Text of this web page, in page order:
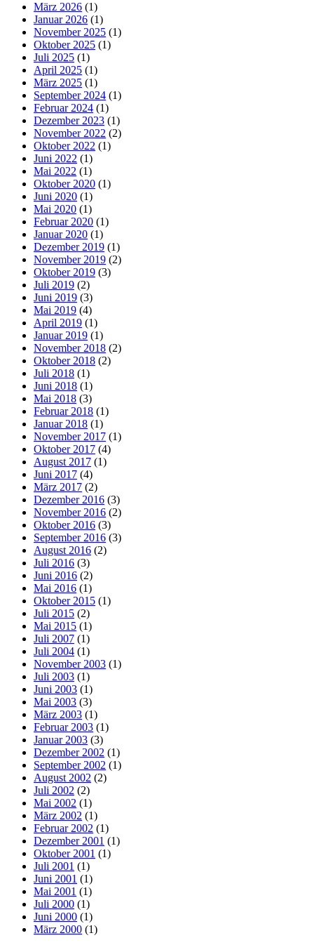
März 2026 (1)
Januar 2026 (1)
November 2025 (1)
Oktober 2025 (1)
Juli 2025 (1)
April 2025 (1)
März 2025 (1)
September 2024 (1)
Februar 2024 (1)
Dezember 2023 (1)
November 2022 (2)
Oktober 2022 (1)
Juni 2022 (1)
Mai 2022 (1)
Oktober 2020 (1)
Juni 2020 (1)
Mai 2020 (1)
Februar 2020 (1)
Januar 2020 (1)
Dezember 2019 (1)
November 2019 (2)
Oktober 2019 (3)
Juli 2019 (2)
Juni 2019 (3)
Mai 2019 (4)
April 2019 (1)
Januar 2019 (1)
November 2018 (2)
Oktober 2018 (2)
Juli 2018 (1)
Juni 2018 (1)
Mai 2018 (3)
Februar 2018 (1)
Januar 2018 (1)
November 2017 (1)
Oktober 2017 (4)
August 2017 (1)
Juni 2017 (4)
März 2017 (2)
Dezember 2016 (3)
November 2016 (2)
Oktober 2016 (3)
September 2016 (3)
August 2016 (2)
Juli 2016 (3)
Juni 2016 (2)
Mai 2016 (1)
Oktober 2015 (1)
Juli 2015 (2)
Mai 2015 (1)
Juli 2007 (1)
Juli 2004 (1)
November 2003 (1)
Juli 2003 (1)
Juni 2003 (1)
Mai 2003 (3)
März 2003 (1)
Februar 2003 (1)
Januar 2003 (3)
Dezember 2002 (1)
September 2002 (1)
August 2002 (2)
Juli 2002 (2)
Mai 2002 (1)
März 2002 (1)
Februar 2002 (1)
Dezember 2001 (1)
Oktober 2001 (1)
Juli 2001 (1)
Juni 2001 (1)
Mai 2001 (1)
Juli 2000 (1)
Juni 2000 (1)
März 2000 (1)